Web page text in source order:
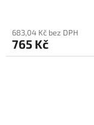
683,04 Kč bez DPH
765 Kč